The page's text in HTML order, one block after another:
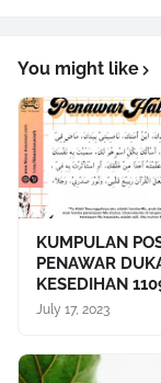
You might like
KUMPULAN
PENAWAR
KESEDIHAN
July 17, 2023